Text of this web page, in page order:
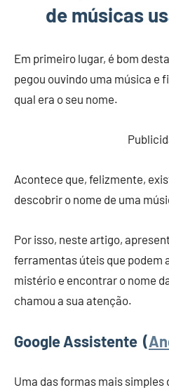
de músicas
Em primeiro lugar, é bom
pegou ouvindo uma música e
qual era o seu nome.
Acontece que, felizmente,
descobrir o nome de uma
Por isso, neste artigo,
ferramentas úteis que podem
mistério e encontrar o nome
chamou a sua atenção.
Google Assistente (
Uma das formas mais simples